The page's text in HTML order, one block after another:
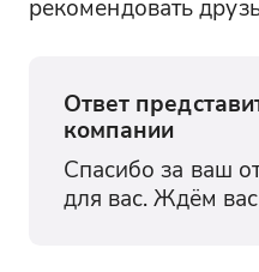
рекомендовать
Ответ
компании
Спасибо за ваш
для вас. Ждём